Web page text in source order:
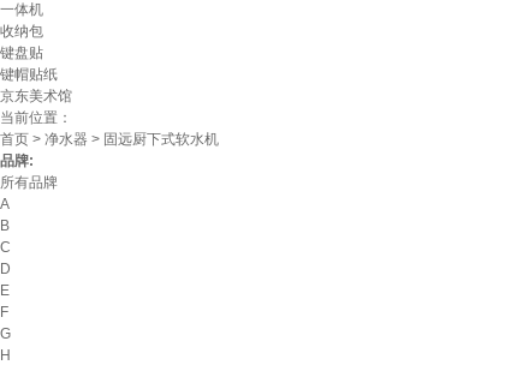
一体机
收纳包
键盘贴
键帽贴纸
京东美术馆
当前位置：
首页 > 净水器 > 固远厨下式软水机
品牌:
所有品牌
A
B
C
D
E
F
G
H